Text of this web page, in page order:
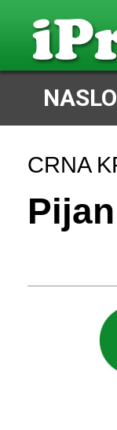
CRNA